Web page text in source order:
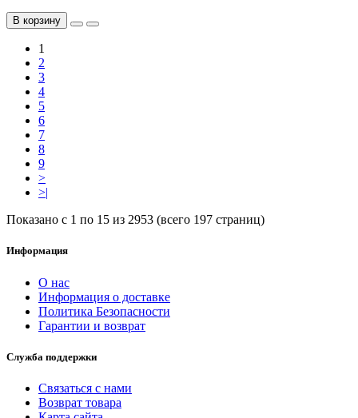
В корзину
1
2
3
4
5
6
7
8
9
>
>|
Показано с 1 по 15 из 2953 (всего 197 страниц)
Информация
О нас
Информация о доставке
Политика Безопасности
Гарантии и возврат
Служба поддержки
Связаться с нами
Возврат товара